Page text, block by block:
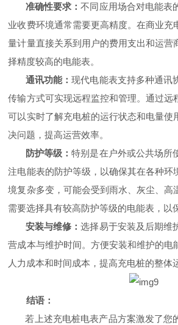
准确性要求：不同应用场合对电能表
业收费环境通常需要更高精度。在商业充
量计量直接关系到用户的费用支出和运营
择精度较高的电能表。
通讯功能：现代电能表支持多种通讯
传输方式可实现远程监控和管理。通过远
可以实时了解充电桩的运行状态和电量使
决问题，提高运营效率。
防护等级：特别是在户外或公共场所
注电能表的防护等级，以确保其在各种环
境复杂多变，可能会受到雨水、灰尘、高
需要选择具有较高防护等级的电能表，以
安装与维修：选择易于安装及后期维
营成本与维护时间。方便安装和维护的电
人力成本和时间成本，提高充电桩的整体
结语：
若上述充电桩电表产品方案激发了您